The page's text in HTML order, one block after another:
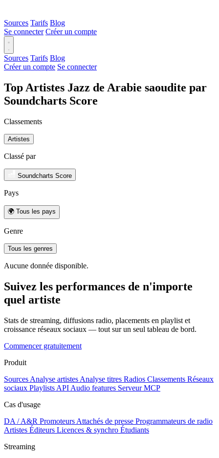
Sources Tarifs Blog
Se connecter Créer un compte
Sources Tarifs Blog
Créer un compte Se connecter
Top Artistes Jazz de Arabie saoudite par
Soundcharts Score
Classements
Artistes
Classé par
Soundcharts Score
Pays
🌍 Tous les pays
Genre
Tous les genres
Aucune donnée disponible.
Suivez les performances de n'importe
quel artiste
Stats de streaming, diffusions radio, placements en playlist et
croissance réseaux sociaux — tout sur un seul tableau de bord.
Commencer gratuitement
Produit
Sources Analyse artistes Analyse titres Radios Classements Réseaux
sociaux Playlists API Audio features Serveur MCP
Cas d'usage
DA / A&R Promoteurs Attachés de presse Programmateurs de radio
Artistes Éditeurs Licences & synchro Étudiants
Streaming